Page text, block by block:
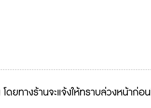
ทางร้านจะแจ้งให้ทราบล่วงหน้าก่อ